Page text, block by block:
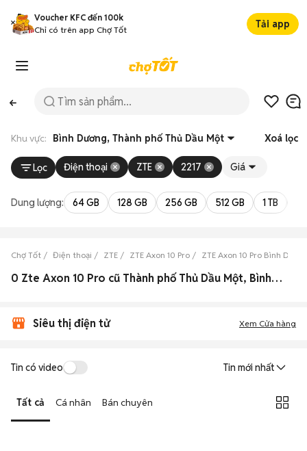
Voucher KFC đến 100k
Chỉ có trên app Chợ Tốt
Tải app
Khu vực: Bình Dương, Thành phố Thủ Dầu Một Xoá lọc
Lọc Điện thoại ZTE 2217 Giá
Dung lượng: 64 GB 128 GB 256 GB 512 GB 1 TB
Chợ Tốt Điện thoại ZTE ZTE Axon 10 Pro ZTE Axon 10 Pro Bình
0 Zte Axon 10 Pro cũ Thành phố Thủ Dầu Một, Bình Dương đẹp
Siêu thị điện tử Xem Cửa hàng
Tin có video Tin mới nhất
Tất cả Cá nhân Bán chuyên